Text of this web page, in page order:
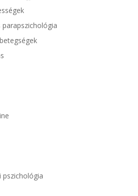
pszichológia